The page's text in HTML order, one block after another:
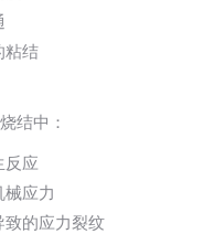
粘结
结中：
反应
应力
致的应力裂纹